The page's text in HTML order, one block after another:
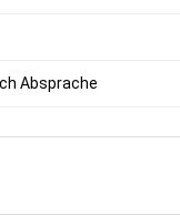
Absprache